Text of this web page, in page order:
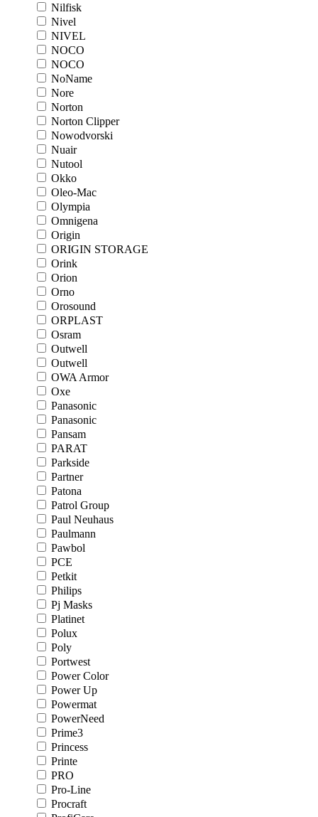
Nilfisk
Nivel
NIVEL
NOCO
NOCO
NoName
Nore
Norton
Norton Clipper
Nowodvorski
Nuair
Nutool
Okko
Oleo-Mac
Olympia
Omnigena
Origin
ORIGIN STORAGE
Orink
Orion
Orno
Orosound
ORPLAST
Osram
Outwell
Outwell
OWA Armor
Oxe
Panasonic
Panasonic
Pansam
PARAT
Parkside
Partner
Patona
Patrol Group
Paul Neuhaus
Paulmann
Pawbol
PCE
Petkit
Philips
Pj Masks
Platinet
Polux
Poly
Portwest
Power Color
Power Up
Powermat
PowerNeed
Prime3
Princess
Printe
PRO
Pro-Line
Procraft